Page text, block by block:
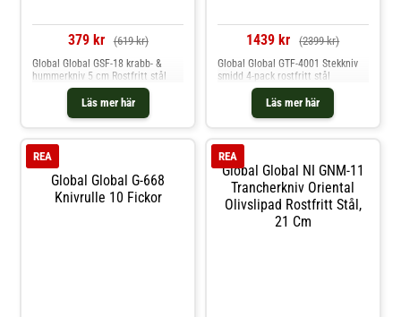
379 kr (619 kr)
Läs mer här
Global Global GSF-18 krabb- &
hummerkniv 5 cm Rostfritt stål
1439 kr (2399 kr)
Läs mer här
Global Global GTF-4001 Stekkniv
smidd 4-pack rostfritt stål
Global Global G-668
Knivrulle 10 Fickor
REA
Global Global NI GNM-11
Trancherkniv Oriental
Olivslipad Rostfritt Stål,
21 Cm
REA